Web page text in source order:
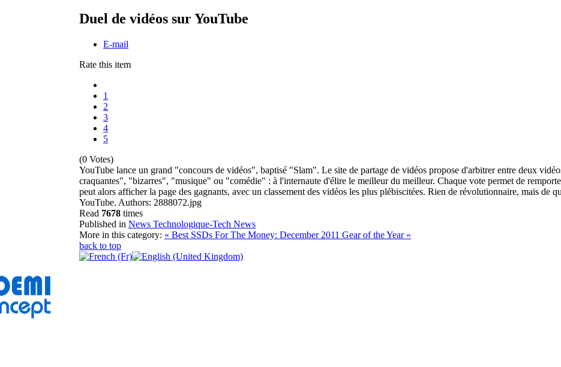
Duel de vidéos sur YouTube
E-mail
Rate this item
1
2
3
4
5
(0 Votes)
YouTube lance un grand "concours de vidéos", baptisé "Slam". Le site de partage de vidéos propose d'arbitrer entre deux
craquantes", "bizarres", "musique" ou "comédie" : à l'internaute d'élire le meilleur du meilleur. Chaque vote permet de
peut alors afficher la page des gagnants, avec un classement des vidéos les plus plébiscitées. Rien de révolutionnaire, mais de
YouTube. Authors: 2888072.jpg
Read 7678 times
Published in News Technologique-Tech News
More in this category: « Best SSDs For The Money: December 2011 Gear of the Year »
back to top